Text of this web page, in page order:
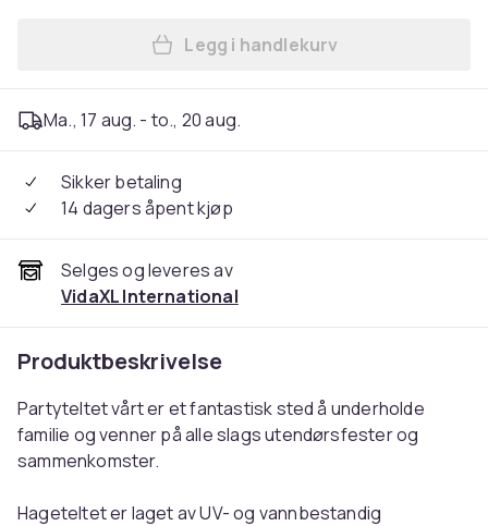
Legg vidaXL Markise Hvit
Legg i handlekurv
Ma., 17 aug. - to., 20 aug.
Sikker betaling
14 dagers åpent kjøp
Selges og leveres av
VidaXL International
Produktbeskrivelse
Partyteltet vårt er et fantastisk sted å underholde
familie og venner på alle slags utendørsfester og
sammenkomster.
Hageteltet er laget av UV- og vannbestandig